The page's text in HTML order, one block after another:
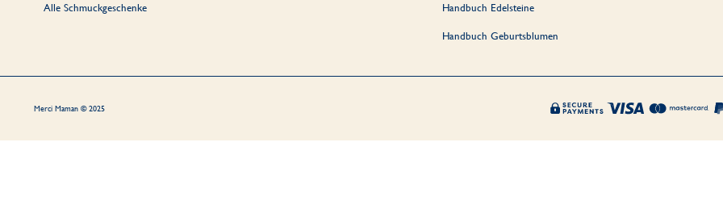
Alle Schmuckgeschenke Handbuch Edelsteine
Handbuch Geburtsblumen
Merci Maman © 2025